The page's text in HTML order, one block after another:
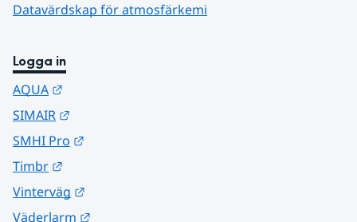
Datavärdskap för atmosfärkemi
Logga in
AQUA
SIMAIR
SMHI Pro
Timbr
Vinterväg
Väderlarm